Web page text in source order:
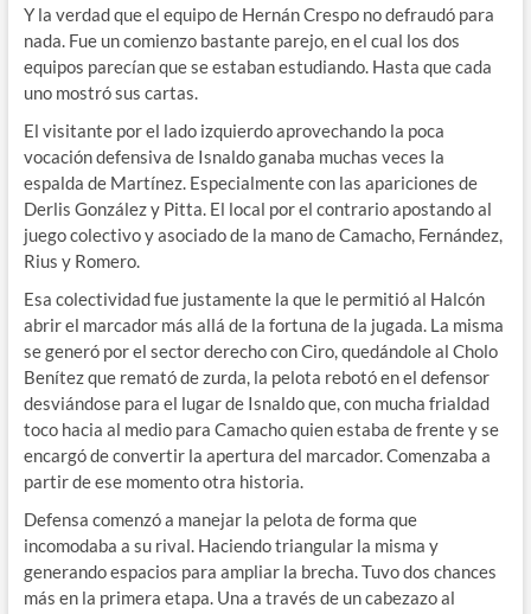
Y la verdad que el equipo de Hernán Crespo no defraudó para
nada. Fue un comienzo bastante parejo, en el cual los dos
equipos parecían que se estaban estudiando. Hasta que cada
uno mostró sus cartas.
El visitante por el lado izquierdo aprovechando la poca
vocación defensiva de Isnaldo ganaba muchas veces la
espalda de Martínez. Especialmente con las apariciones de
Derlis González y Pitta. El local por el contrario apostando al
juego colectivo y asociado de la mano de Camacho, Fernández,
Rius y Romero.
Esa colectividad fue justamente la que le permitió al Halcón
abrir el marcador más allá de la fortuna de la jugada. La misma
se generó por el sector derecho con Ciro, quedándole al Cholo
Benítez que remató de zurda, la pelota rebotó en el defensor
desviándose para el lugar de Isnaldo que, con mucha frialdad
toco hacia al medio para Camacho quien estaba de frente y se
encargó de convertir la apertura del marcador. Comenzaba a
partir de ese momento otra historia.
Defensa comenzó a manejar la pelota de forma que
incomodaba a su rival. Haciendo triangular la misma y
generando espacios para ampliar la brecha. Tuvo dos chances
más en la primera etapa. Una a través de un cabezazo al